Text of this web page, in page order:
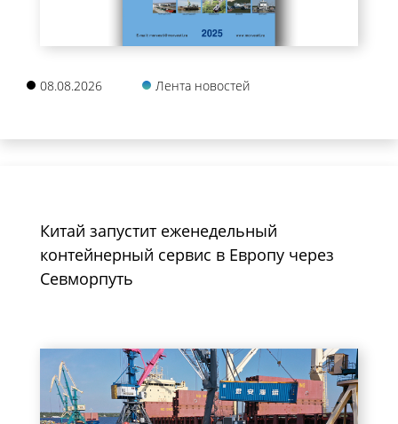
08.08.2026 Лента новостей
Китай запустит еженедельный
контейнерный сервис в Европу через
Севморпуть